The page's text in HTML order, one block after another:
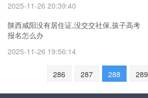
2025-11-26 20:39:40
陕西咸阳没有居住证,没交交社保,孩子高考
报名怎么办
2025-11-26 19:56:14
286 287 288 289